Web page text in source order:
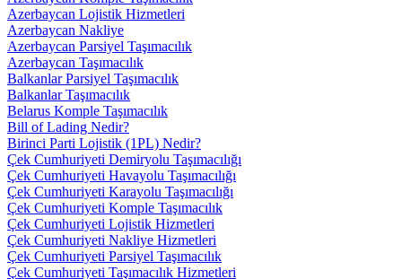
Azerbaycan Lojistik Hizmetleri
Azerbaycan Nakliye
Azerbaycan Parsiyel Taşımacılık
Azerbaycan Taşımacılık
Balkanlar Parsiyel Taşımacılık
Balkanlar Taşımacılık
Belarus Komple Taşımacılık
Bill of Lading Nedir?
Birinci Parti Lojistik (1PL) Nedir?
Çek Cumhuriyeti Demiryolu Taşımacılığı
Çek Cumhuriyeti Havayolu Taşımacılığı
Çek Cumhuriyeti Karayolu Taşımacılığı
Çek Cumhuriyeti Komple Taşımacılık
Çek Cumhuriyeti Lojistik Hizmetleri
Çek Cumhuriyeti Nakliye Hizmetleri
Çek Cumhuriyeti Parsiyel Taşımacılık
Çek Cumhuriyeti Taşımacılık Hizmetleri